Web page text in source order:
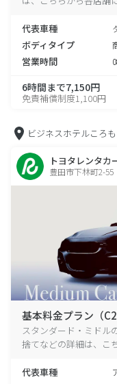
代表車種
ボディタイプ
営業時間
6時間まで7,150円
免責補償制度1,100円
ビジネスホテルころ
トヨタレンタカ
豊田市下林町2-55
基本料金プラン（C2
スタンダード・ミドル
捨てなどの詳細は、こ
代表車種